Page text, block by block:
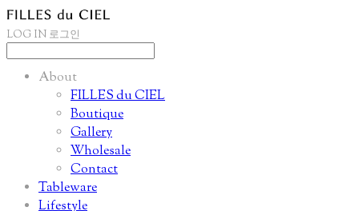
LOG IN 로그인
About
FILLES du CIEL
Boutique
Gallery
Wholesale
Contact
Tableware
Lifestyle